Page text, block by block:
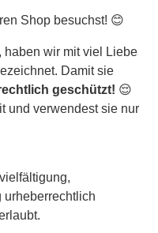
Shop besuchst! 😊
haben wir mit viel Liebe
Damit sie
geschützt! 😌
und verwendest sie nur
urheberrechtlich